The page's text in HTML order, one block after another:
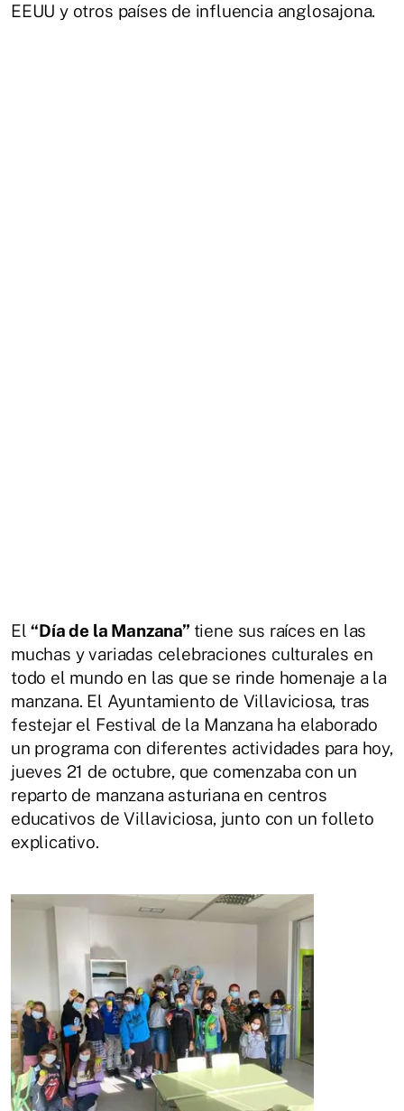
EEUU y otros países de influencia anglosajona.
El“Día de la Manzana” tiene sus raíces en las
muchas y variadas celebraciones culturales en
todo el mundo en las que se rinde homenaje a la
manzana. El Ayuntamiento de Villaviciosa, tras
festejar el Festival de la Manzana ha elaborado
un programa con diferentes actividades para hoy,
jueves 21 de octubre, que comenzaba con un
reparto de manzana asturiana en centros
educativos de Villaviciosa, junto con un folleto
explicativo.